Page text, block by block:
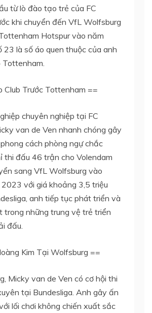
từ lò đào tạo trẻ của FC
khi chuyển đến VfL Wolfsburg
Hotspur vào năm
23 là số áo quen thuộc của anh
Club Trước Tottenham ==
chuyên nghiệp tại FC
van de Ven nhanh chóng gây
cách phòng ngự chắc
thi đấu 46 trận cho Volendam
sang VfL Wolfsburg vào
với giá khoảng 3,5 triệu
anh tiếp tục phát triển và
trong những trung vệ trẻ triển
đấu.
Kim Tại Wolfsburg ==
Micky van de Ven có cơ hội thi
tại Bundesliga. Anh gây ấn
lối chơi không chiến xuất sắc